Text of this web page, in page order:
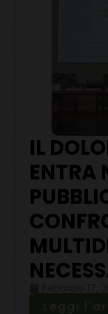
IL
ENTRA
Leggi